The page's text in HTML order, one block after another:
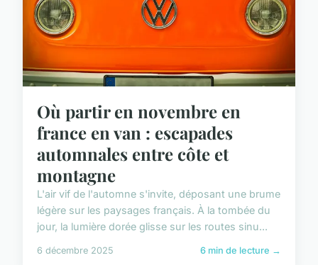
Où partir en novembre en
france en van : escapades
automnales entre côte et
montagne
L'air vif de l'automne s'invite, déposant une brume
légère sur les paysages français. À la tombée du
jour, la lumière dorée glisse sur les routes sinu...
6 décembre 2025 6 min de lecture →